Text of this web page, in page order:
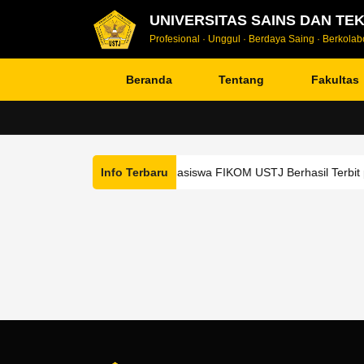
UNIVERSITAS SAINS DAN
Profesional · Unggul · Berdaya Saing ·
Beranda Tentang Fakultas
Info Terbaru
Tugas Akhir Mahasiswa FIKOM USTJ Berhasil Terbit